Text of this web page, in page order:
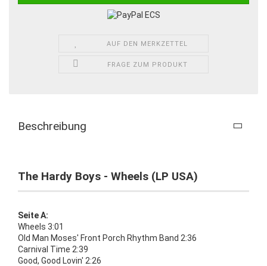
AUF DEN MERKZETTEL
FRAGE ZUM PRODUKT
Beschreibung
The Hardy Boys - Wheels (LP USA)
Seite A:
Wheels 3:01
Old Man Moses' Front Porch Rhythm Band 2:36
Carnival Time 2:39
Good, Good Lovin' 2:26